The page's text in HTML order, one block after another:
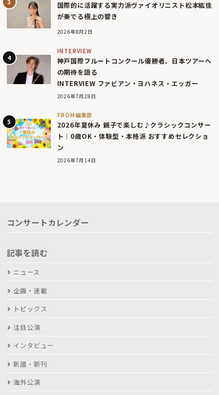
国際的に活躍する実力派ヴァイオリニスト松本紘佳
が奏でる極上の響き
2026年8月2日
INTERVIEW
神戸国際フルートコンクール優勝者、日本ツアーへ
の期待を語る
INTERVIEW ファビアン・ヨハネス・エッガー
2026年7月28日
FROM編集部
2026年夏休み 親子で楽しむ♪クラシックコンサー
ト｜0歳OK・体験型・本格派 おすすめセレクショ
ン
2026年7月14日
コンサートカレンダー
記事を読む
ニュース
企画・連載
トピックス
注目公演
インタビュー
新譜・新刊
海外公演